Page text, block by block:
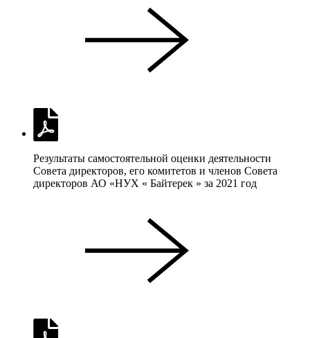
Результаты самостоятельной оценки деятельности
Совета директоров, его комитетов и членов Совета
директоров АО «НУХ « Байтерек » за 2021 год